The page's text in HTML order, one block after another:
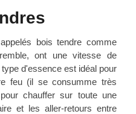
bois tendre comme
ont une vitesse de
d'essence est idéal pour
feu (il se consumme très
chauffer sur toute une
et les aller-retours entre